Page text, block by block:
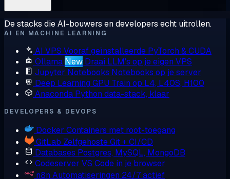
De stacks die AI-bouwers en developers echt uitrollen.
AI EN MACHINE LEARNING
AI VPS Vooraf geïnstalleerde PyTorch & CUDA
Ollama New Draai LLM's op je eigen VPS
Jupyter Notebooks Notebooks op je server
Deep Learning GPU Train op L4, L40S, H100
Anaconda Python data-stack, klaar
DEVELOPERS & DEVOPS
Docker Containers met root-toegang
GitLab Zelfgehoste Git + CI/CD
Databases Postgres, MySQL, MongoDB
Codeserver VS Code in je browser
n8n Automatiseringen 24/7 actief